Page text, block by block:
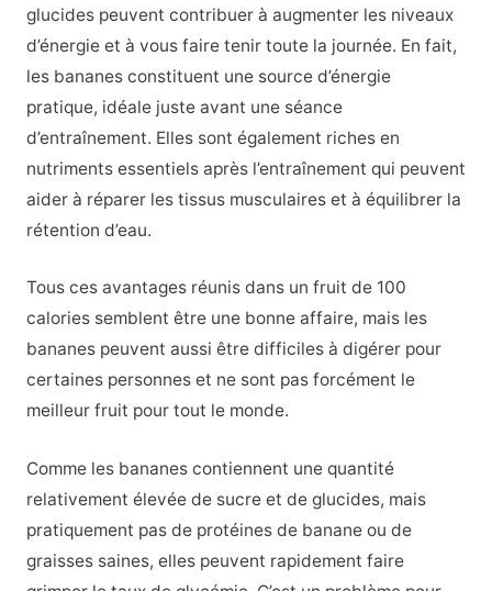
glucides peuvent contribuer à augmenter les niveaux
d’énergie et à vous faire tenir toute la journée. En fait,
les bananes constituent une source d’énergie
pratique, idéale juste avant une séance
d’entraînement. Elles sont également riches en
nutriments essentiels après l’entraînement qui peuvent
aider à réparer les tissus musculaires et à équilibrer la
rétention d’eau.
Tous ces avantages réunis dans un fruit de 100
calories semblent être une bonne affaire, mais les
bananes peuvent aussi être difficiles à digérer pour
certaines personnes et ne sont pas forcément le
meilleur fruit pour tout le monde.
Comme les bananes contiennent une quantité
relativement élevée de sucre et de glucides, mais
pratiquement pas de protéines de banane ou de
graisses saines, elles peuvent rapidement faire